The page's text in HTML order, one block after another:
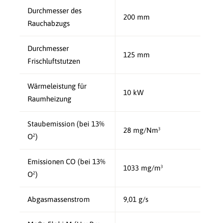
Durchmesser des
Rauchabzugs
200 mm
Durchmesser
Frischluftstutzen
125 mm
Wärmeleistung für
Raumheizung
10 kW
Staubemission (bei 13%
O²)
28 mg/Nm³
Emissionen CO (bei 13%
O²)
1033 mg/m³
Abgasmassenstrom 9,01 g/s